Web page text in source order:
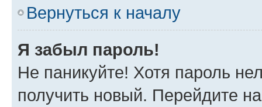
Вернуться к началу
Я забыл пароль!
Не паникуйте! Хотя пароль
получить новый. Перейдите